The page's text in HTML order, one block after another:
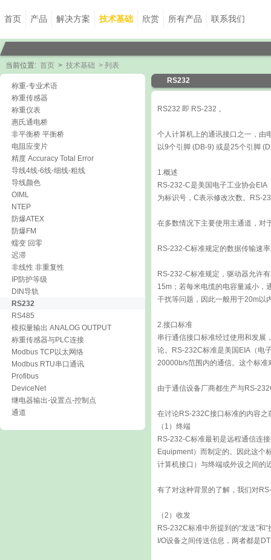
首页 产品 解决方案 技术基础 欣赏 所有产品 联系我们
当前位置: 首页 > 技术基础 > 列表
称重-专业术语
称重传感器
称重仪表
惠氏通电桥
非平衡桥 平衡桥
电阻应变片
精度 Accuracy Total Error
导线4线-6线-细线-粗线
导线颜色
OIML
NTEP
防爆ATEX
防爆FM
蠕变 回零
迟滞
非线性 非重复性
IP防护等级
DIN导轨
RS232
RS485
模拟量输出 ANALOG OUTPUT
称重传感器与PLC连接
Modbus TCP以太网络
Modbus RTU串口通讯
Profibus
DeviceNet
继电器输出-设置点-控制点
通道
RS232
RS232 即 RS-232 。
个人计算机上的通讯接口之一，由
以9个引脚 (DB-9) 或是25个引脚
1.概述
RS-232-C是美国电子工业协会
为标识号，C表示修改次数。RS-
在多数情况下主要使用主通道，对
RS-232-C标准规定的数据传输速
RS-232-C标准规定，驱动器允许
15m；若每米电缆的电容量减小，
干扰等问题，因此一般用于20m以
2.接口标准
串行通信接口标准经过使用和发展
论。RS-232C标准是美国EIA（电
20000b/s范围内的通信。这个标
由于通信设备厂商都生产与RS-
在讨论RS-232C接口标准的内容之
（1）终端
RS-232-C标准最初是远程通信连
Equipment）而制定的。因此这个
计算机接口）与终端或外设之间的
有了对这种背景的了解，我们对
（2）收发
RS-232C标准中所提到的“发送”
I/O设备之间传送信息，两者都是